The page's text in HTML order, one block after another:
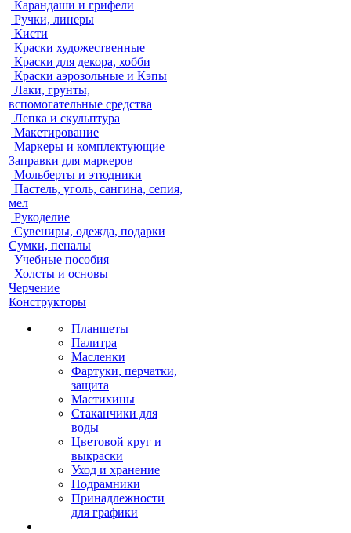
Карандаши и грифели
Ручки, линеры
Кисти
Краски художественные
Краски для декора, хобби
Краски аэрозольные и Кэпы
Лаки, грунты,
вспомогательные средства
Лепка и скульптура
Макетирование
Маркеры и комплектующие
Заправки для маркеров
Мольберты и этюдники
Пастель, уголь, сангина, сепия,
мел
Рукоделие
Сувениры, одежда, подарки
Сумки, пеналы
Учебные пособия
Холсты и основы
Черчение
Конструкторы
Планшеты
Палитра
Масленки
Фартуки, перчатки,
защита
Мастихины
Стаканчики для
воды
Цветовой круг и
выкраски
Уход и хранение
Подрамники
Принадлежности
для графики